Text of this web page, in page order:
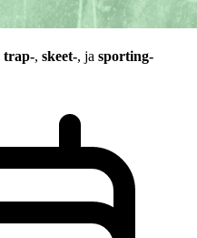
trap-, skeet-, ja sporting-